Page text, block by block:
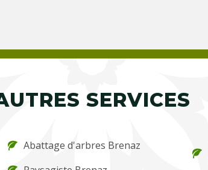
SERVICES
Abattage d'arbres Brenaz